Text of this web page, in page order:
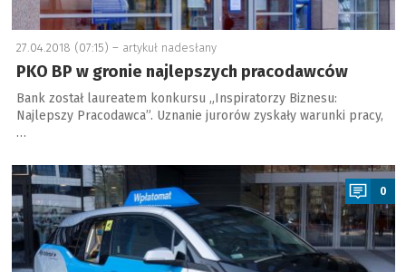
27.04.2018 (07:15) – artykuł nadesłany
PKO BP w gronie najlepszych pracodawców
Bank został laureatem konkursu „Inspiratorzy Biznesu:
Najlepszy Pracodawca”. Uznanie jurorów zyskały warunki pracy,
…
a
0